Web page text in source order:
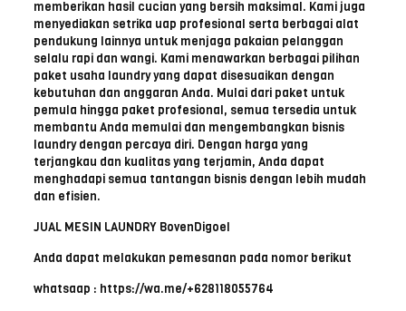
memberikan hasil cucian yang bersih maksimal. Kami juga
menyediakan setrika uap profesional serta berbagai alat
pendukung lainnya untuk menjaga pakaian pelanggan
selalu rapi dan wangi. Kami menawarkan berbagai pilihan
paket usaha laundry yang dapat disesuaikan dengan
kebutuhan dan anggaran Anda. Mulai dari paket untuk
pemula hingga paket profesional, semua tersedia untuk
membantu Anda memulai dan mengembangkan bisnis
laundry dengan percaya diri. Dengan harga yang
terjangkau dan kualitas yang terjamin, Anda dapat
menghadapi semua tantangan bisnis dengan lebih mudah
dan efisien.
JUAL MESIN LAUNDRY BovenDigoel
Anda dapat melakukan pemesanan pada nomor berikut
whatsaap : https://wa.me/+628118055764